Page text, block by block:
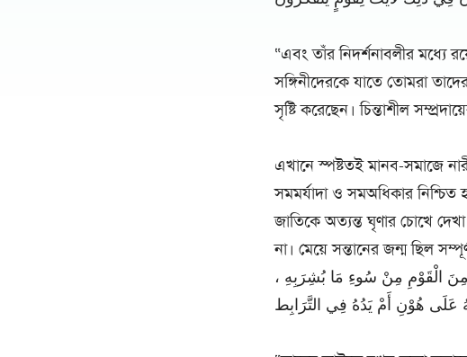
“এবং তাঁর নিদর্শনাবলীর মধ্যে
সঙ্গিনীদেরকে যাতে তোমরা
সৃষ্টি করেছেন। চিন্তাশীল
এখানে স্পষ্টতই মানব-সমাজে
সমমর্যাদা ও সমঅধিকার
জাতিকে অত্যন্ত ঘৃণার চোখে
না। মেয়ে সন্তানের জন্ম ছিল
الْقَوْمِ مِنْ سُوءِ مَا بُشِرَبِهِ ،
عَلَى هُوْنِ أَمْ يَدُهُ فِي التَّرَابِط